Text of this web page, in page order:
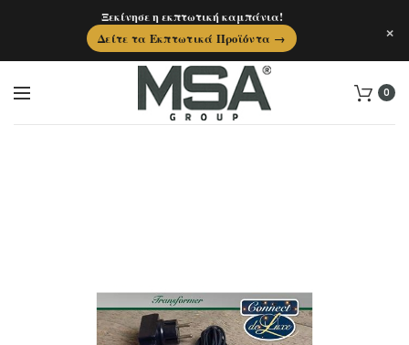
0
Ξεκίνησε η εκπτωτική καμπάνια!
Δείτε τα Εκπτωτικά Προϊόντα →
×